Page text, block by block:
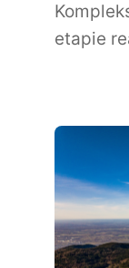
etapie